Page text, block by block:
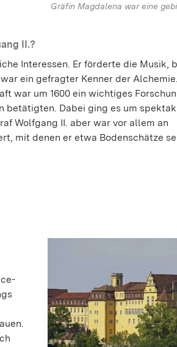
Gräfin Magdalena war eine
II.?
Interessen. Er förderte die Musik,
ein gefragter Kenner der
war um 1600 ein wichtiges
betätigten. Dabei ging es um
Wolfgang II. aber war vor allem an
mit denen er etwa Bodenschätze